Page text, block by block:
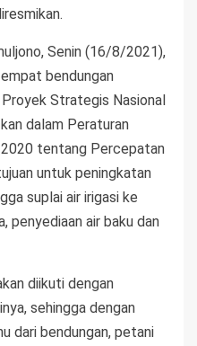
Senin (16/8/2021),
bendungan
Strategis Nasional
dalam Peraturan
2020 tentang Percepatan
untuk peningkatan
suplai air irigasi ke
penyediaan air baku dan
diikuti dengan
sehingga dengan
dari bendungan, petani